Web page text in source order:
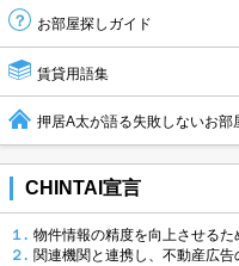
お部屋探しガイド
賃貸用語集
押居A太が語る失敗しないお部
CHINTAI宣言
１. 物件情報の精度を向上させるた
２. 関連機関と連携し、不動産広告